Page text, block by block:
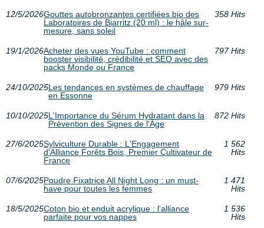
12/5/2026Gouttes autobronzantes certifiées bio des
Laboratoires de Biarritz (20 ml) : le hâle sur-
mesure, sans soleil
358 Hits
19/1/2026Acheter des vues YouTube : comment
booster visibilité, crédibilité et SEO avec des
packs Monde ou France
797 Hits
24/10/2025Les tendances en systèmes de chauffage
en Essonne
979 Hits
10/10/2025L'Importance du Sérum Hydratant dans la
Prévention des Signes de l'Âge
872 Hits
27/6/2025Sylviculture Durable : L'Engagement
d'Alliance Forêts Bois, Premier Cultivateur de
France
1 562
Hits
07/6/2025Poudre Fixatrice All Night Long : un must-
have pour toutes les femmes
1 471
Hits
18/5/2025Coton bio et enduit acrylique : l'alliance
parfaite pour vos nappes
1 536
Hits